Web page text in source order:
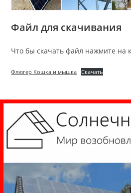
Файл для скачивания
Что бы скачать файл нажмите на
Флюгер Кошка и мышка Скачать